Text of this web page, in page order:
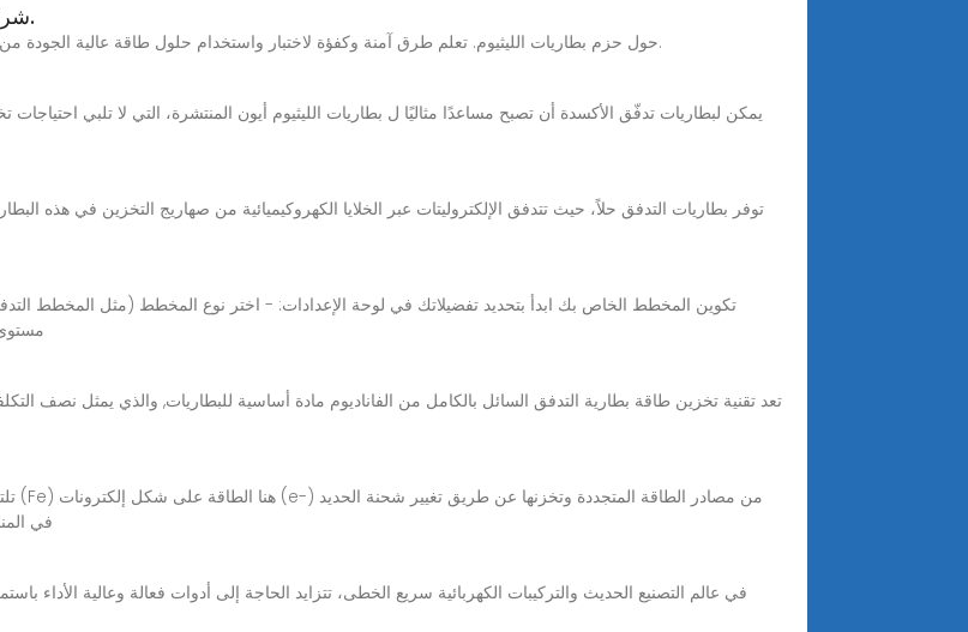
دليل DIY | شركة شنتشن ديري الجديدة للطاقة المحدودة.
استكشف دليلنا الشامل لـ DIY حول حزم بطاريات الليثيوم. تعلم طرق آمنة وكفؤة لاختبار واستخدام حلول طاقة عالية الجودة من شريك موثوق به في الأعمال التجارية.
توفر بطاريات التدفق حلاً، حيث تتدفق الإلكتروليتات عبر الخلايا الكهروكيميائية من صهاريج التخزين في هذه
في
في عالم التصنيع الحديث والتركيبات الكهربائية سريع الخطى، تتزايد الحاجة إلى أدوات فعالة وعالية الأداء